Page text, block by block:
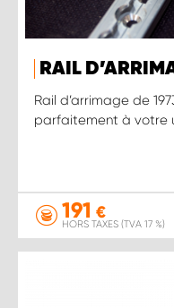
RAIL
Rail d’arrimage de
parfaitement à votre
191 €
HORS TAXES (TVA 17 %)